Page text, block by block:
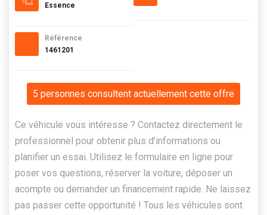
Essence
Référence
1461201
5 personnes consultent actuellement cette offre
Ce véhicule vous intéresse ? Contactez directement le
professionnel pour obtenir plus d’informations ou
planifier un essai. Utilisez le formulaire en ligne pour
poser vos questions, réserver la voiture, déposer un
acompte ou demander un financement rapide. Ne laissez
pas passer cette opportunité ! Tous les véhicules sont